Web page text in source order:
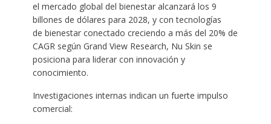
el mercado global del bienestar alcanzará los 9
billones de dólares para 2028, y con tecnologías
de bienestar conectado creciendo a más del 20% de
CAGR según Grand View Research, Nu Skin se
posiciona para liderar con innovación y
conocimiento.
Investigaciones internas indican un fuerte impulso
comercial: